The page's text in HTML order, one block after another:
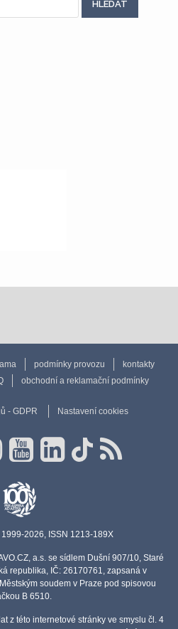
podmínky provozu
kontakty
obchodní a reklamační podmínky
- GDPR Nastavení cookies
2026, ISSN 1213-189X
a.s. se sídlem Dušní 907/10, Staré
republika, IČ: 26170761, zapsaná v
soudem v Praze pod spisovou
B 6510.
z této internetové stránky ve smyslu čl. 4